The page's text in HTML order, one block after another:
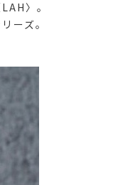
〉。
ーズ。